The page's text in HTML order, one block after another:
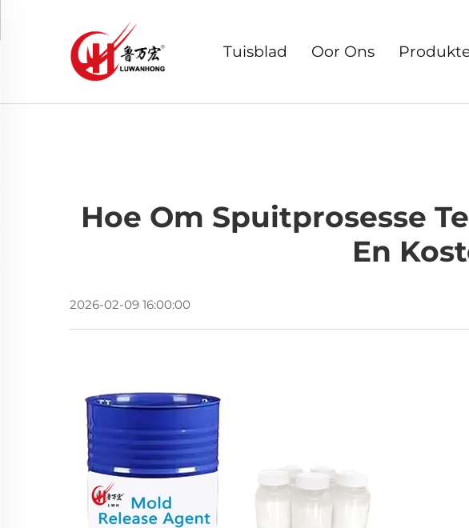
Tuisblad Oor Ons
Hoe Om Spuitprosesse
En
2026-02-09 16:00:00